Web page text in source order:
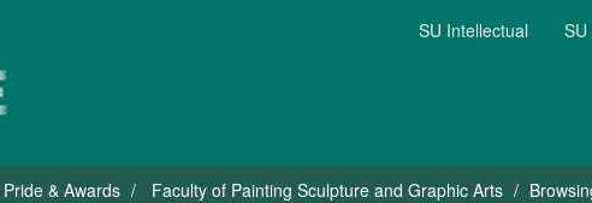
SU Intellectual
& Awards Faculty of Painting Sculpture and Graphic Arts